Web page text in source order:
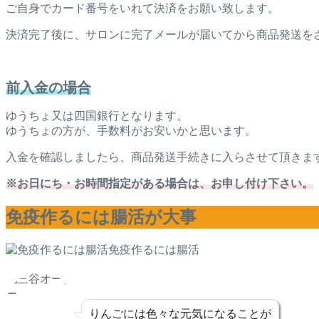
ご自身でカード番号をいれて決済をお願い致します。
決済完了後に、サロンに完了メールが届いてから商品発送を
前入金の場合
ゆうちょ又は四国銀行となります。
ゆうちょの方が、手数料がお安いかと思います。
入金を確認しましたら、商品発送手続きに入らさせて頂きま
※お日にち・お時間指定がある場合は、お申し付け下さい。
免疫作るには腸活が大事
免疫作るには腸活
りんごには色々な元気になることが